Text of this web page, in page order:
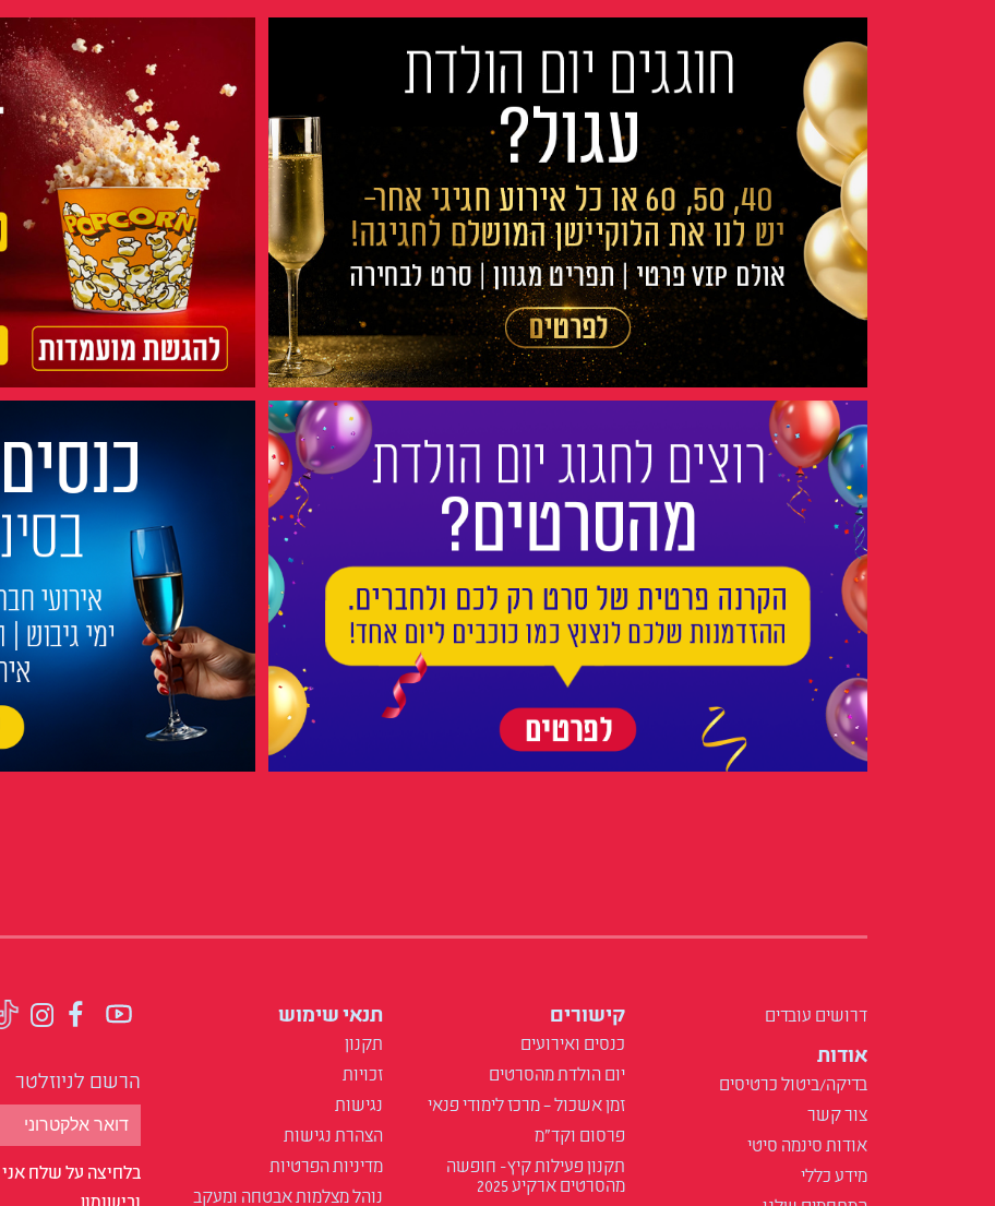
דרושים עובדים
אודות
בדיקה/ביטול כרטיסים
צור קשר
אודות סינמה סיטי
מידע כללי
קישורים
כנסים ואירועים
יום הולדת מהסרטים
זמן אשכול – מרכז לימודי פנאי
פרסום וקד"מ
תקנון פעילות קיץ- חופשה
מהסרטים ארקיע 2025
תנאי שימוש
תקנון
זכויות
נגישות
הצהרת נגישות
מדיניות הפרטיות
נוהל מצלמות אבטחה ומעקב
הרשם לניוזלטר
בלחיצה על שלח אני
ובישומון.